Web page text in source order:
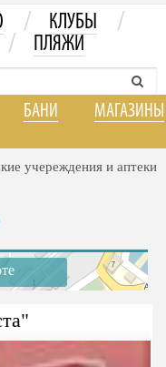
/ КЛУБЫ /
/ ПЛЯЖИ
БАНИ МАГАЗИНЫ
учереждения и аптеки